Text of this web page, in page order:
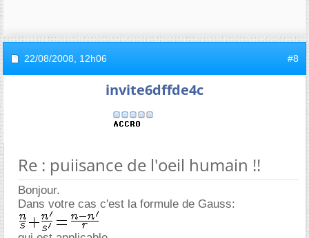
22/08/2008, 12h06 #8
invite6dffde4c
Re : puiisance de l'oeil humain !!
Bonjour.
Dans votre cas c'est la formule de Gauss: